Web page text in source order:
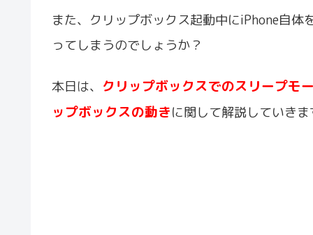
また、クリップボックス起動中にiPhone自
ってしまうのでしょうか？
本日は、 クリップボックスでのスリープモ
ップボックスの動きに関して解説していき